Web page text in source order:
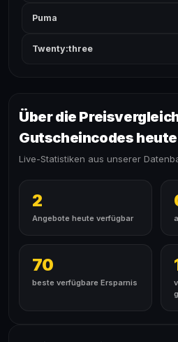
Puma
Twenty:three
Über die
Gutscheincodes heute
Live-Statistiken aus unserer
2
Angebote heute verfügbar
70
beste verfügbare Ersparnis